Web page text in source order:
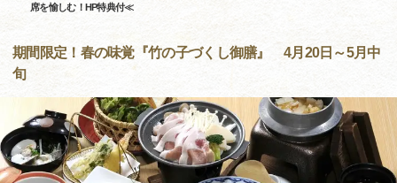
席を愉しむ！HP特典付≪
期間限定！春の味覚『竹の子づくし御膳』 4月20日～5月中
旬